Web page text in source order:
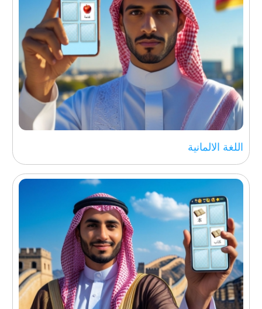
تطور
لعبة الألغاز 15
الرسوم المتحركة
والفيديو بالداخل
اللغة الالمانية